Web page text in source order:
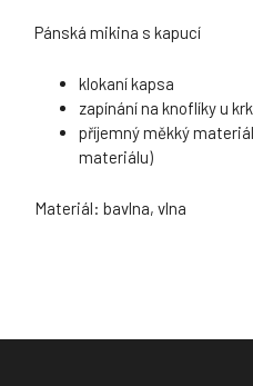
Pánská mikina s kapucí
klokaní kapsa
zapínání na knoflíky u
příjemný měkký
materiálu)
Materiál: bavlna, vlna